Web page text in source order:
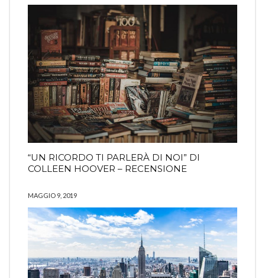
“UN RICORDO TI PARLERÀ DI NOI” DI
COLLEEN HOOVER – RECENSIONE
MAGGIO 9, 2019